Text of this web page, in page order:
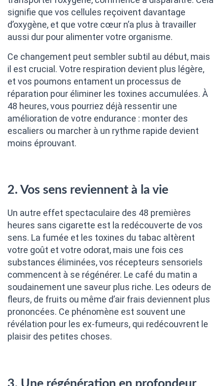
signifie que vos cellules reçoivent davantage
d’oxygène, et que votre cœur n’a plus à travailler
aussi dur pour alimenter votre organisme.
Ce changement peut sembler subtil au début, mais
il est crucial. Votre respiration devient plus légère,
et vos poumons entament un processus de
réparation pour éliminer les toxines accumulées. À
48 heures, vous pourriez déjà ressentir une
amélioration de votre endurance : monter des
escaliers ou marcher à un rythme rapide devient
moins éprouvant.
2. Vos sens reviennent à la vie
Un autre effet spectaculaire des 48 premières
heures sans cigarette est la redécouverte de vos
sens. La fumée et les toxines du tabac altèrent
votre goût et votre odorat, mais une fois ces
substances éliminées, vos récepteurs sensoriels
commencent à se régénérer. Le café du matin a
soudainement une saveur plus riche. Les odeurs de
fleurs, de fruits ou même d’air frais deviennent plus
prononcées. Ce phénomène est souvent une
révélation pour les ex-fumeurs, qui redécouvrent le
plaisir des petites choses.